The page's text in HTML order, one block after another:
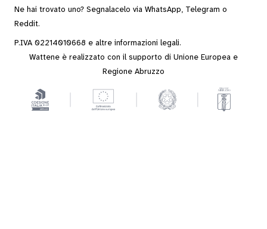
Ne hai trovato uno? Segnalacelo via WhatsApp, Telegram o
Reddit.
P.IVA 02214010668 e altre informazioni legali.
Wattene è realizzato con il supporto di Unione Europea e
Regione Abruzzo